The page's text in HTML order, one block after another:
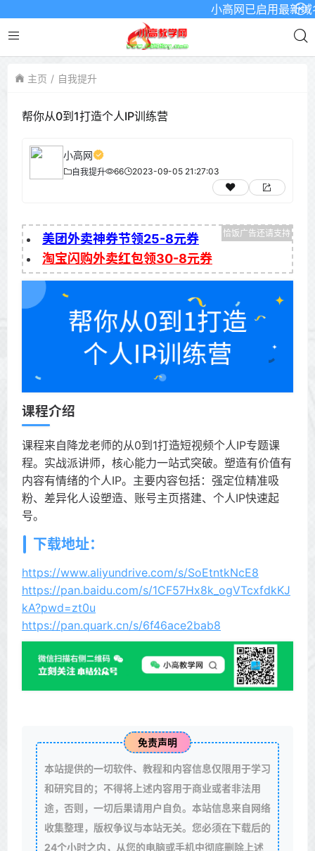
小高网已启用最新域
主页 自我提升
帮你从0到1打造个人IP训练营
小高网
自我提升 66 2023-09-05 21:27:03
美团外卖神券节领25-8元券
淘宝闪购外卖红包领30-8元券
课程介绍
课程来自降龙老师的从0到1打造短视频个人IP专题课
程。实战派讲师，核心能力一站式突破。塑造有价值有
内容有情绪的个人IP。主要内容包括：强定位精准吸
粉、差异化人设塑造、账号主页搭建、个人IP快速起
号。
下载地址：
https://www.aliyundrive.com/s/SoEtntkNcE8
https://pan.baidu.com/s/1CF57Hx8k_ogVTcxfdkKJ
kA?pwd=zt0u
https://pan.quark.cn/s/6f46ace2bab8
免责声明
本站提供的一切软件、教程和内容信息仅限用于学习
和研究目的；不得将上述内容用于商业或者非法用
途，否则，一切后果请用户自负。本站信息来自网络
收集整理，版权争议与本站无关。您必须在下载后的
24个小时之内，从您的电脑或手机中彻底删除上述